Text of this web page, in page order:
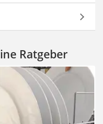
Ratgeber